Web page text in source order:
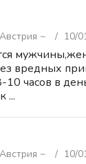
Австрия ~ 10/
вредных
10 часов в
...
Австрия ~ 10/